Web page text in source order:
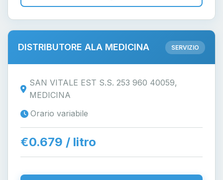
DISTRIBUTORE ALA MEDICINA SERVIZIO
SAN VITALE EST S.S. 253 960 40059,
MEDICINA
Orario variabile
€0.679 / litro